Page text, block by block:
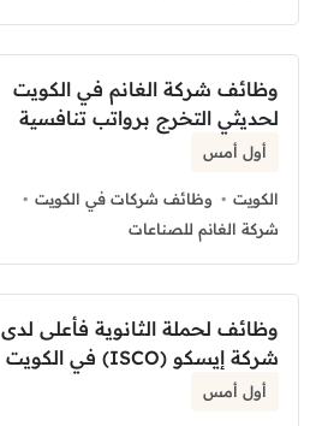
وظائف شركة الغانم في الكويت
لحديثي التخرج برواتب تنافسية
أول أمس
الكويت
وظائف شركات في الكويت
شركة الغانم للصناعات
وظائف لحملة الثانوية فأعلى لدى
شركة إيسكو (ISCO) في الكويت
أول أمس